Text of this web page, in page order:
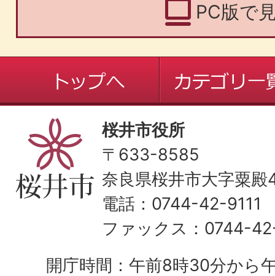
PC版で
桜井市役所
〒633-8585
奈良県桜井市大字粟
電話：0744-42-9111
ファックス：0744-
開庁時間：午前8時30分から